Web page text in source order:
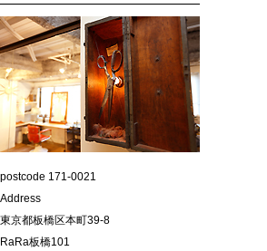
postcode 171-0021
Address
東京都板橋区本町39-8
RaRa板橋101